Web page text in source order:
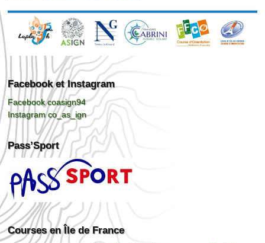
Facebook et Instagram
Facebook coasign94
Instagram co_as_ign
Pass’Sport
Courses en Île de France